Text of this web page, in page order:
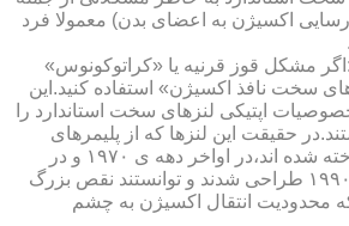
اکسیژن به اعضای بدن) معمولا فرد
مشکل قوز قرنیه یا «کراتوکونوس»
سخت نافذ اکسیژن» استفاده کنید.این
اپتیکی لنزهای سخت استاندارد را
حقیقت این لنزها که از پلیمرهای
نفوذپذیر به اکسیژن ساخته شده اند،در اواخر دهه ی ۱۹۷۰ و در
طول دهه های ۱۹۸۰ و ۱۹۹۰ طراحی شدند و توانستند نقص بزرگ
محدودیت انتقال اکسیژن به چشم